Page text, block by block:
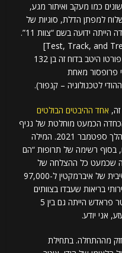
כמו מעקב ואיתור מגע,
למפתן הדלת, סוגיות של
מהגרים, אסטרטגיית תקשורת וכו’. הוועדה הייתה ידועה בשם “צוות 11”.
המורכבות והיקף התוכנית [“Test, Track, and Treat” (TTT)]
תבדוק,תטפל תעקוב של אוטר פראדש פורטו היטב בדוח זה בן 132
על ידי פרופסור מאחת
לטכנולוגיה – קנפור).
אחד ההיבטים הבולטים
הכמעט מוחלטת של נגיף
הקורונה שהתרחשה באוטר פראדש במהלך ספטמבר 2021. המילה
בסוף רשימה של תרופות “הם
שכמעט כל ההצלחה של
תוכנית ה-TTT הסתמכה על הפצה מסיבית של איברמקטין ל-97,000
ב-400,000 עובדי שירותי בריאות שעבדו בצוותים
שביצעו הכי הרבה בדיקות בכל הודו (אוטר פראדש הייתה גם בין 5
אני יודע.
מההתחלה. בתחילת